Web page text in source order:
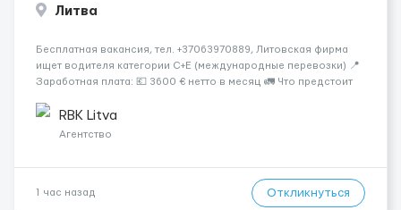
Литва
Бесплатная вакансия, тел. +37063970889, Литовская фирма
ищет водителя категории C+E (международные перевозки) 📍
Заработная плата: 💶 3600 € нетто в месяц 🚛 Что предстоит
рефрижераторах. В среднем 400–500 км в день. Погрузки и
разгрузки ...
RBK Litva
Агентство
1 час назад Откликнуться